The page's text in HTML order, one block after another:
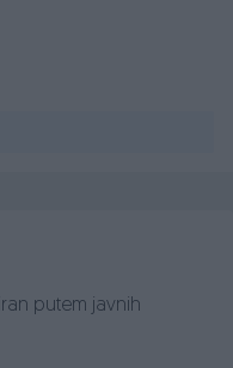
i dubini sa
putem javnih